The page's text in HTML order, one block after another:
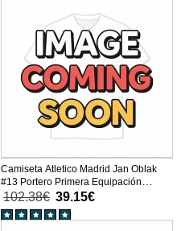
Camiseta Atletico Madrid Jan Oblak
#13 Portero Primera Equipación
Replica 2025-26 mangas largas
102.38€ 39.15€